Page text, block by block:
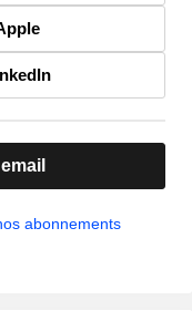
abonnements